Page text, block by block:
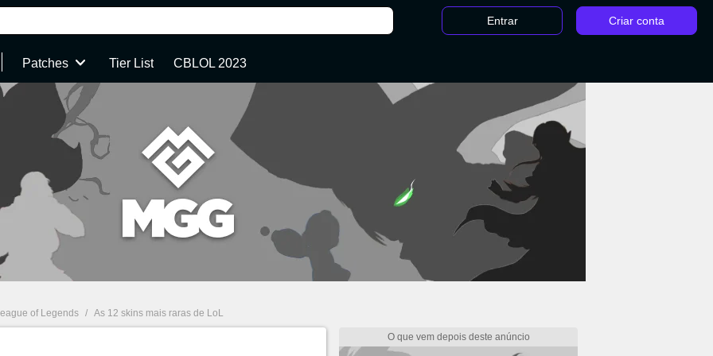
Entrar Criar conta
Patches Tier List CBLOL 2023
of Legends / As 12 skins mais raras de LoL